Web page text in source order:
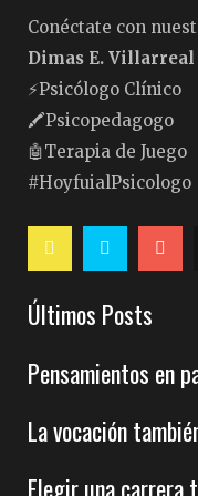
Conéctate con
Dimas E. Villarreal
⚡️Psicólogo Clínico
🖍Psicopedagogo
🤖Terapia de Juego
#HoyfuialPsicologo
Últimos Posts
Pensamientos en
La vocación
Elegir una carrera